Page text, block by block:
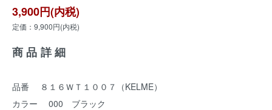
3,900円(内税)
定価：9,900円(内税)
商品詳細
品番 ８１６ＷＴ１００７（KELME）
カラー 000 ブラック